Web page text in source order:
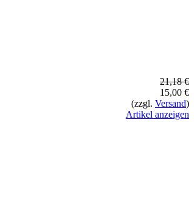
21,18 €
15,00 €
(zzgl. Versand)
Artikel anzeigen